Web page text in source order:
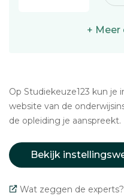
+ Meer
Op Studiekeuze123 kun je
website van de
de opleiding je aanspreekt.
Bekijk
Wat zeggen de